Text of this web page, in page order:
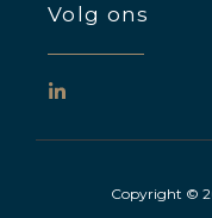
Volg ons
L
k
Copyright ©